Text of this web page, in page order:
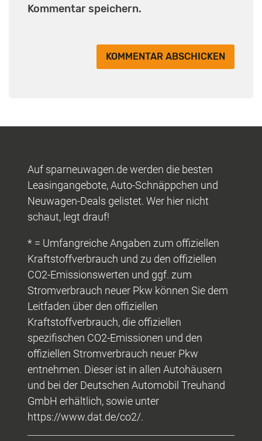
Kommentar speichern.
Auf sparneuwagen.de werden die besten
Leasingangebote, Auto-Schnäppchen und
Neuwagen-Deals gelistet. Wer hier nicht
schaut, legt drauf!
* = Umfangreiche Angaben zum offiziellen
Kraftstoffverbrauch und zu den offiziellen
CO2-Emissionswerten und ggf. zum
Stromverbrauch neuer Pkw können Sie dem
Leitfaden über den offiziellen
Kraftstoffverbrauch, die offiziellen
spezifischen CO2-Emissionen und den
offiziellen Stromverbrauch neuer Pkw
entnehmen. Dieser ist in allen Autohäusern
und bei der Deutschen Automobil Treuhand
GmbH erhältlich, sowie unter
https://www.dat.de/co2/.